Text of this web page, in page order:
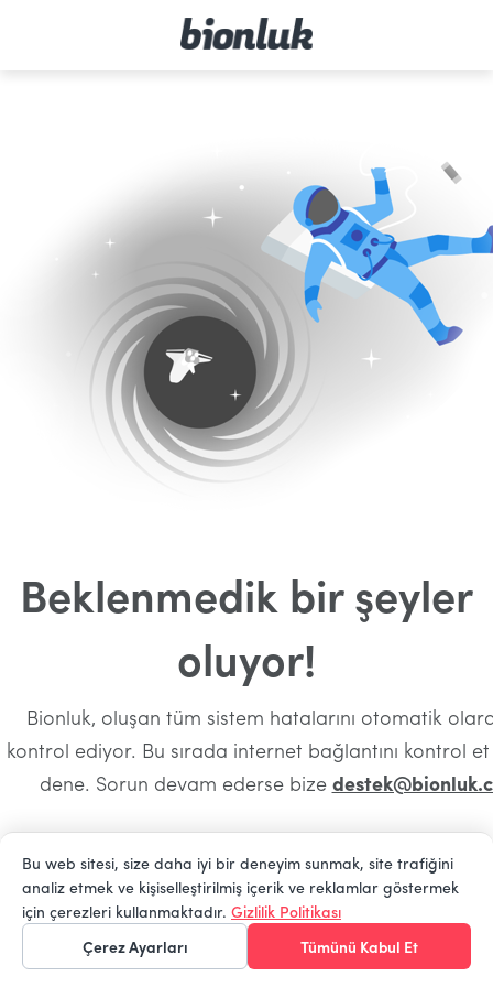
Beklenmedik bir şeyler
oluyor!
Bionluk, oluşan tüm sistem hatalarını otomatik
kontrol ediyor. Bu sırada internet bağlantını kontrol
dene. Sorun devam ederse bize
Ana Sayfaya Dön
Bu web sitesi, size daha iyi bir deneyim sunmak, site trafiğini
analiz etmek ve kişiselleştirilmiş içerik ve reklamlar göstermek
için çerezleri kullanmaktadır. Gizlilik Politikası
Çerez Ayarları
Tümünü Kabul Et